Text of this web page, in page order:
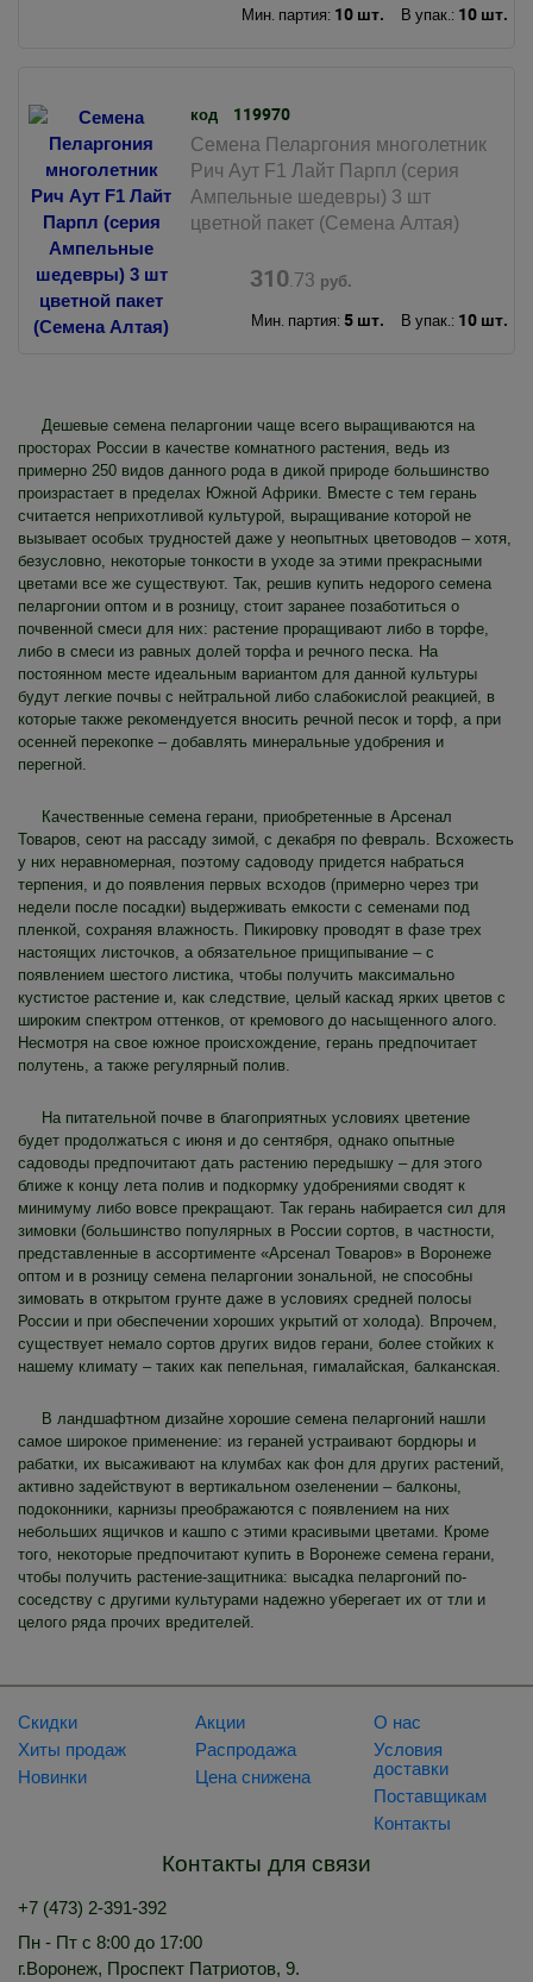
Мин. партия: 10 шт. В упак.: 10 шт.
код 119970
Семена Пеларгония многолетник
Рич Аут F1 Лайт Парпл (серия
Ампельные шедевры) 3 шт
цветной пакет (Семена Алтая)
310.73 руб.
Мин. партия: 5 шт. В упак.: 10 шт.
Дешевые семена пеларгонии чаще всего выращиваются на
просторах России в качестве комнатного растения, ведь из
примерно 250 видов данного рода в дикой природе большинство
произрастает в пределах Южной Африки. Вместе с тем герань
считается неприхотливой культурой, выращивание которой не
вызывает особых трудностей даже у неопытных цветоводов – хотя,
безусловно, некоторые тонкости в уходе за этими прекрасными
цветами все же существуют. Так, решив купить недорого семена
пеларгонии оптом и в розницу, стоит заранее позаботиться о
почвенной смеси для них: растение проращивают либо в торфе,
либо в смеси из равных долей торфа и речного песка. На
постоянном месте идеальным вариантом для данной культуры
будут легкие почвы с нейтральной либо слабокислой реакцией, в
которые также рекомендуется вносить речной песок и торф, а при
осенней перекопке – добавлять минеральные удобрения и
перегной.
Качественные семена герани, приобретенные в Арсенал
Товаров, сеют на рассаду зимой, с декабря по февраль. Всхожесть
у них неравномерная, поэтому садоводу придется набраться
терпения, и до появления первых всходов (примерно через три
недели после посадки) выдерживать емкости с семенами под
пленкой, сохраняя влажность. Пикировку проводят в фазе трех
настоящих листочков, а обязательное прищипывание – с
появлением шестого листика, чтобы получить максимально
кустистое растение и, как следствие, целый каскад ярких цветов с
широким спектром оттенков, от кремового до насыщенного алого.
Несмотря на свое южное происхождение, герань предпочитает
полутень, а также регулярный полив.
На питательной почве в благоприятных условиях цветение
будет продолжаться с июня и до сентября, однако опытные
садоводы предпочитают дать растению передышку – для этого
ближе к концу лета полив и подкормку удобрениями сводят к
минимуму либо вовсе прекращают. Так герань набирается сил для
зимовки (большинство популярных в России сортов, в частности,
представленные в ассортименте «Арсенал Товаров» в Воронеже
оптом и в розницу семена пеларгонии зональной, не способны
зимовать в открытом грунте даже в условиях средней полосы
России и при обеспечении хороших укрытий от холода). Впрочем,
существует немало сортов других видов герани, более стойких к
нашему климату – таких как пепельная, гималайская, балканская.
В ландшафтном дизайне хорошие семена пеларгоний нашли
самое широкое применение: из гераней устраивают бордюры и
рабатки, их высаживают на клумбах как фон для других растений,
активно задействуют в вертикальном озеленении – балконы,
подоконники, карнизы преображаются с появлением на них
небольших ящичков и кашпо с этими красивыми цветами. Кроме
того, некоторые предпочитают купить в Воронеже семена герани,
чтобы получить растение-защитника: высадка пеларгоний по-
соседству с другими культурами надежно уберегает их от тли и
целого ряда прочих вредителей.
Скидки
Хиты продаж
Новинки
Акции
Распродажа
Цена снижена
О нас
Условия
доставки
Поставщикам
Контакты
Контакты для связи
+7 (473) 2-391-392
Пн - Пт с 8:00 до 17:00
г.Воронеж, Проспект Патриотов, 9.